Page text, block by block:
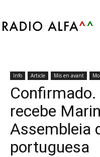
Info Article Mis en avant
recebe
Assembleia
portuguesa